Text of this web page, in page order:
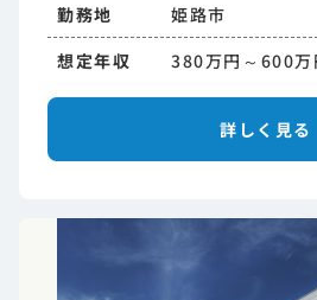
勤務地
姫路市
想定年収
380万円～600万
詳しく見る